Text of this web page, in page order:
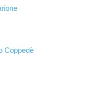
Coppedè